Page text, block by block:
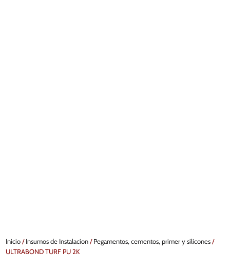
Inicio/Insumos de Instalacion/Pegamentos, cementos, primer y silicones/
ULTRABOND TURF PU 2K